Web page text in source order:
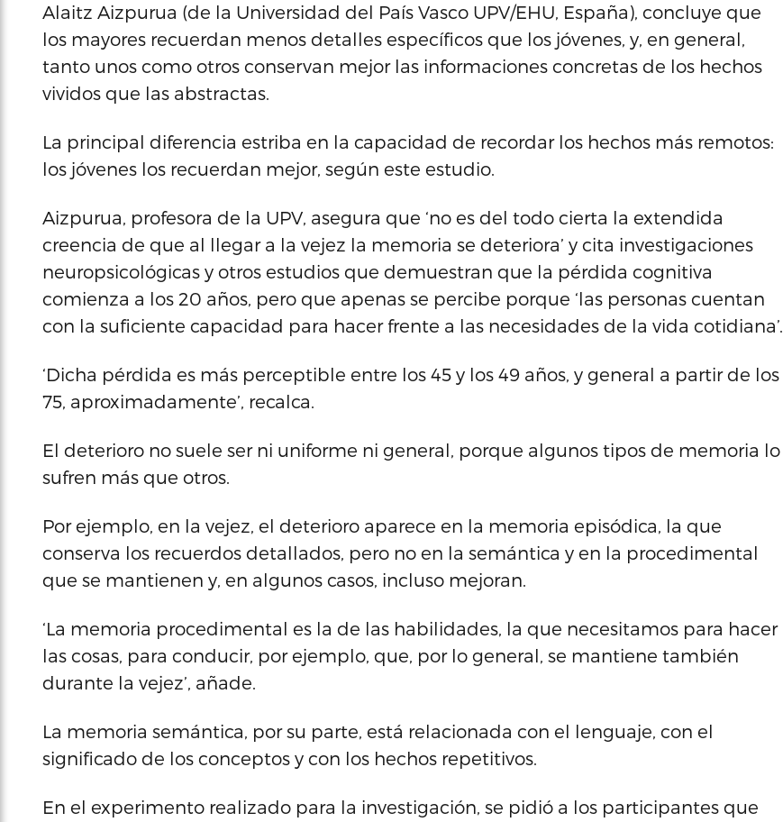
Alaitz Aizpurua (de la Universidad del País Vasco UPV/EHU, España), concluye que
los mayores recuerdan menos detalles específicos que los jóvenes, y, en general,
tanto unos como otros conservan mejor las informaciones concretas de los hechos
vividos que las abstractas.
La principal diferencia estriba en la capacidad de recordar los hechos más remotos:
los jóvenes los recuerdan mejor, según este estudio.
Aizpurua, profesora de la UPV, asegura que ‘no es del todo cierta la extendida
creencia de que al llegar a la vejez la memoria se deteriora’ y cita investigaciones
neuropsicológicas y otros estudios que demuestran que la pérdida cognitiva
comienza a los 20 años, pero que apenas se percibe porque ‘las personas cuentan
con la suficiente capacidad para hacer frente a las necesidades de la vida cotidiana’.
‘Dicha pérdida es más perceptible entre los 45 y los 49 años, y general a partir de los
75, aproximadamente’, recalca.
El deterioro no suele ser ni uniforme ni general, porque algunos tipos de memoria lo
sufren más que otros.
Por ejemplo, en la vejez, el deterioro aparece en la memoria episódica, la que
conserva los recuerdos detallados, pero no en la semántica y en la procedimental
que se mantienen y, en algunos casos, incluso mejoran.
‘La memoria procedimental es la de las habilidades, la que necesitamos para hacer
las cosas, para conducir, por ejemplo, que, por lo general, se mantiene también
durante la vejez’, añade.
La memoria semántica, por su parte, está relacionada con el lenguaje, con el
significado de los conceptos y con los hechos repetitivos.
En el experimento realizado para la investigación, se pidió a los participantes que